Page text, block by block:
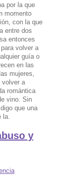
por la que
momento
con la que
entre dos
entonces
volver a
guía o
en las
mujeres,
volver a
romántica
vino. Sin
que una
la.
y